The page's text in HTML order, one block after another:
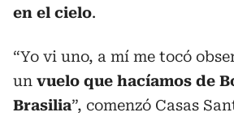
en el cielo.
“Yo vi uno, a mí me tocó
un vuelo que hacíamos de
Brasilia”, comenzó Casas